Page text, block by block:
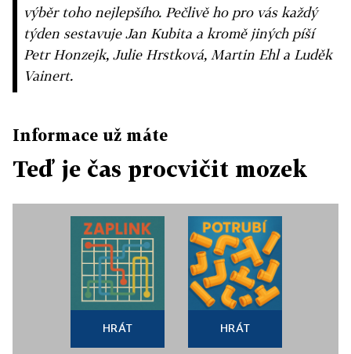
výběr toho nejlepšího. Pečlivě ho pro vás každý
týden sestavuje Jan Kubita a kromě jiných píší
Petr Honzejk, Julie Hrstková, Martin Ehl a Luděk
Vainert.
Informace už máte
Teď je čas procvičit mozek
HRÁT HRÁT